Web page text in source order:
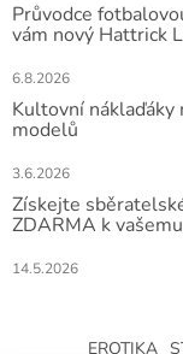
Průvodce
vám nový Hattrick
6.8.2026
Kultovní
modelů
3.6.2026
Získejte
ZDARMA k
14.5.2026
EROTIKA